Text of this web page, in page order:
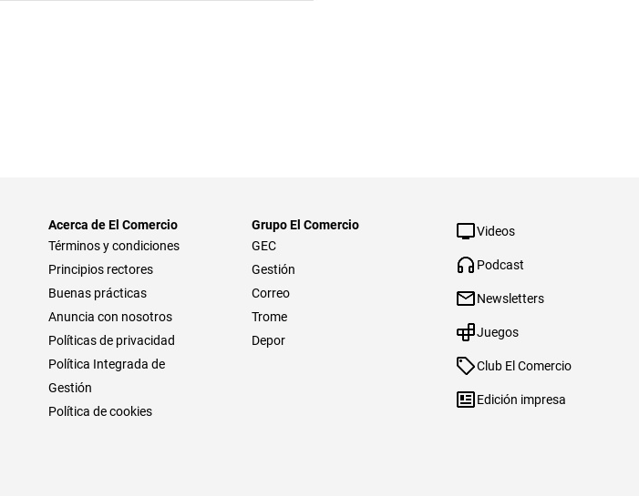
Acerca de El Comercio
Términos y condiciones
Principios rectores
Buenas prácticas
Anuncia con nosotros
Políticas de privacidad
Política Integrada de
Gestión
Política de cookies
Grupo El Comercio
GEC
Gestión
Correo
Trome
Depor
Videos
Podcast
Newsletters
Juegos
Club El Comercio
Edición impresa